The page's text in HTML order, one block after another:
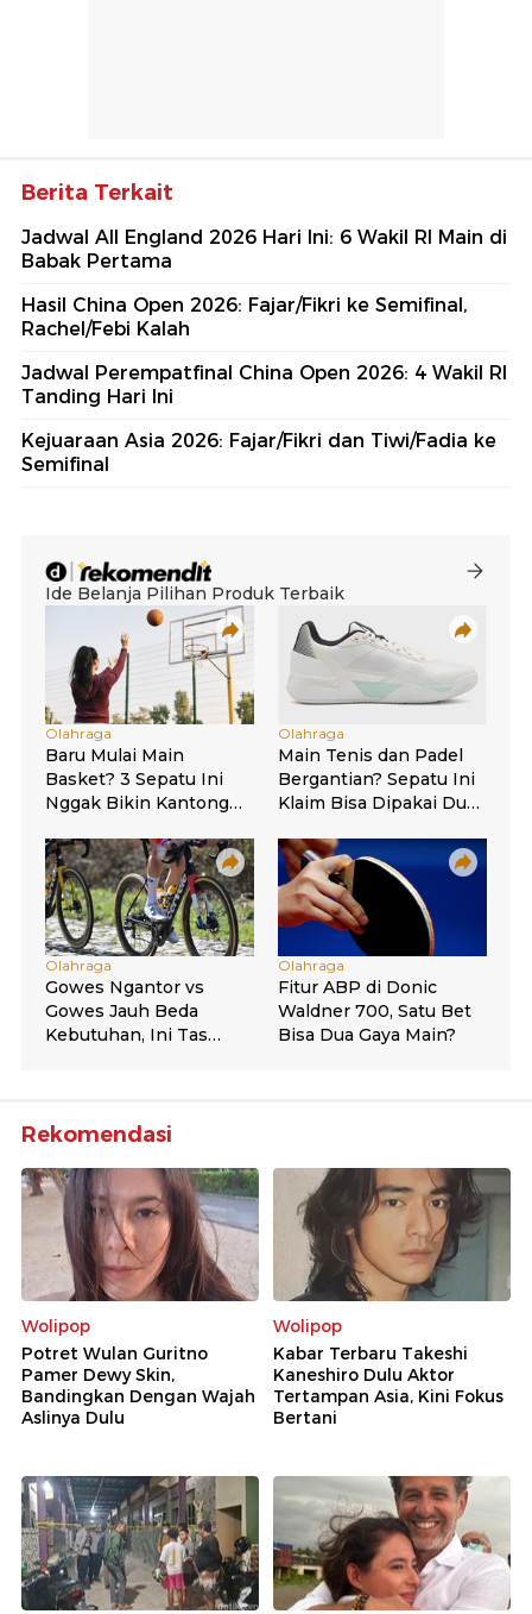
Berita Terkait
Jadwal All England 2026 Hari Ini: 6 Wakil RI Main di
Babak Pertama
Hasil China Open 2026: Fajar/Fikri ke Semifinal,
Rachel/Febi Kalah
Jadwal Perempatfinal China Open 2026: 4 Wakil RI
Tanding Hari Ini
Kejuaraan Asia 2026: Fajar/Fikri dan Tiwi/Fadia ke
Semifinal
Rekomendasi
Wolipop
Potret Wulan Guritno
Pamer Dewy Skin,
Bandingkan Dengan Wajah
Aslinya Dulu
Wolipop
Kabar Terbaru Takeshi
Kaneshiro Dulu Aktor
Tertampan Asia, Kini Fokus
Bertani